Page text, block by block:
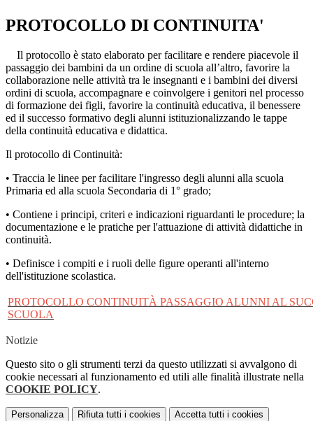
PROTOCOLLO DI CONTINUITA'
Il protocollo è stato elaborato per facilitare e rendere piacevole il
passaggio dei bambini da un ordine di scuola all’altro, favorire la
collaborazione nelle attività tra le insegnanti e i bambini dei diversi
ordini di scuola, accompagnare e coinvolgere i genitori nel processo
di formazione dei figli, favorire la continuità educativa, il benessere
ed il successo formativo degli alunni istituzionalizzando le tappe
della continuità educativa e didattica.
Il protocollo di Continuità:
• Traccia le linee per facilitare l'ingresso degli alunni alla scuola
Primaria ed alla scuola Secondaria di 1° grado;
• Contiene i principi, criteri e indicazioni riguardanti le procedure; la
documentazione e le pratiche per l'attuazione di attività didattiche in
continuità.
• Definisce i compiti e i ruoli delle figure operanti all'interno
dell'istituzione scolastica.
PROTOCOLLO CONTINUITÀ PASSAGGIO ALUNNI AL
SCUOLA
Notizie
Questo sito o gli strumenti terzi da questo utilizzati si avvalgono di
cookie necessari al funzionamento ed utili alle finalità illustrate nella
COOKIE POLICY.
Personalizza Rifiuta tutti i cookies Accetta tutti i cookies